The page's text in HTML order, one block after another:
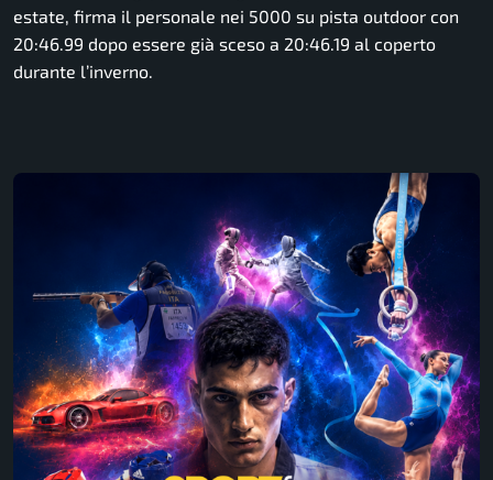
estate, firma il personale nei 5000 su pista outdoor con
20:46.99 dopo essere già sceso a 20:46.19 al coperto
durante l’inverno.